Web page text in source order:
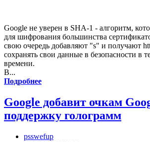
Google не уверен в SHA-1 - алгоритм,
для шифрования большинства
свою очередь добавляют "s" и получают
сохранять свои данные в безопасности в
времени.
В...
Подробнее
Google добавит очкам
поддержку голограмм
psswefup